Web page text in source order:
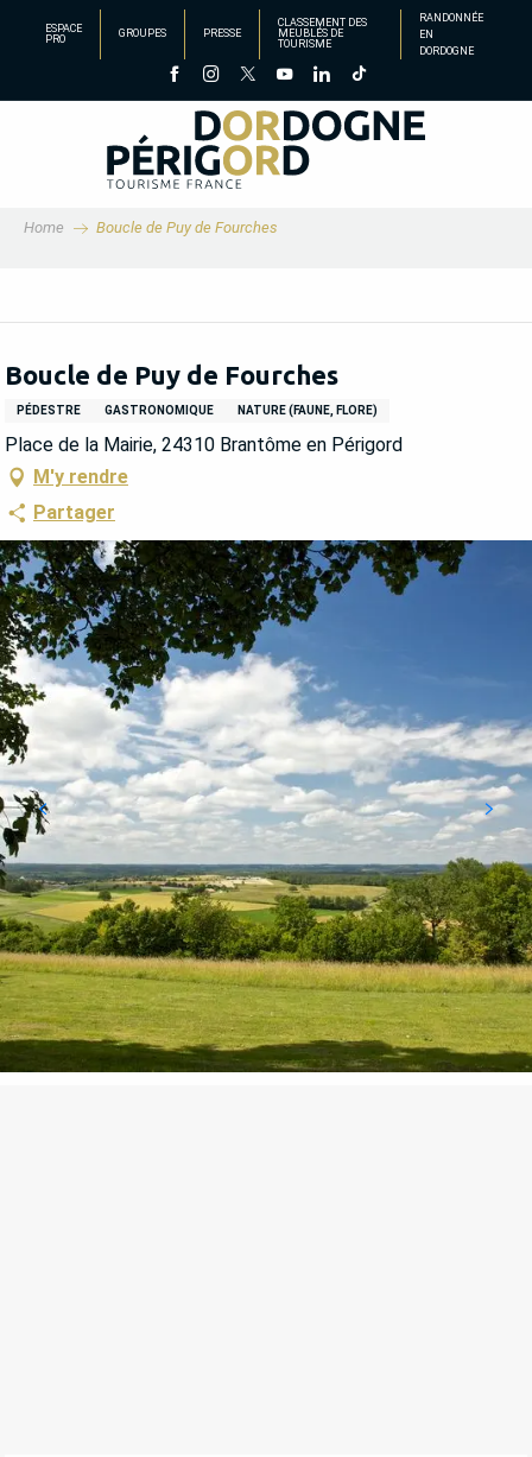
principal
ESPACE
PRO
GROUPES PRESSE
CLASSEMENT DES
MEUBLÉS DE
TOURISME
RANDONNÉE
EN
DORDOGNE
Home Boucle de Puy de Fourches
Boucle de Puy de Fourches
PÉDESTRE GASTRONOMIQUE NATURE (FAUNE, FLORE)
Place de la Mairie, 24310 Brantôme en Périgord
M'y rendre
Partager